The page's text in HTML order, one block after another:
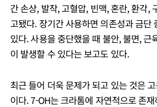
간 손상, 발작, 고혈압, 빈맥, 혼란, 환각,
고됐다. 장기간 사용하면 의존성과 금단
있다. 사용을 중단했을 때 불안, 불면, 근
이 발생할 수 있다는 보고도 있다.
최근 들어 더욱 문제가 되고 있는 것은
이다. 7-OH는 크라톰에 자연적으로 존